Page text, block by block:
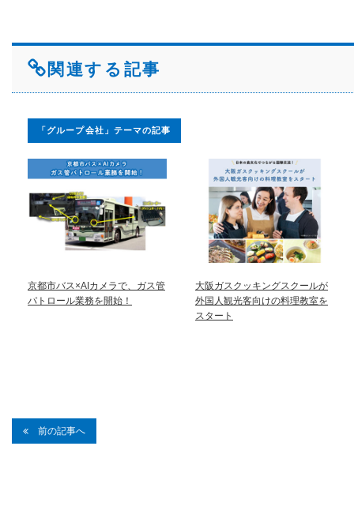
関連する記事
「グループ会社」テーマの記事
京都市バス×AIカメラで、ガス管
パトロール業務を開始！
大阪ガスクッキングスクールが
外国人観光客向けの料理教室を
スタート
前の記事へ